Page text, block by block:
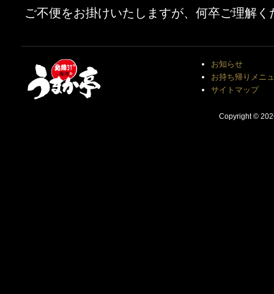
ご不便をお掛けいたしますが、何卒ご理解く
お知らせ
お持ち帰りメニ
サイトマップ
Copyright ©